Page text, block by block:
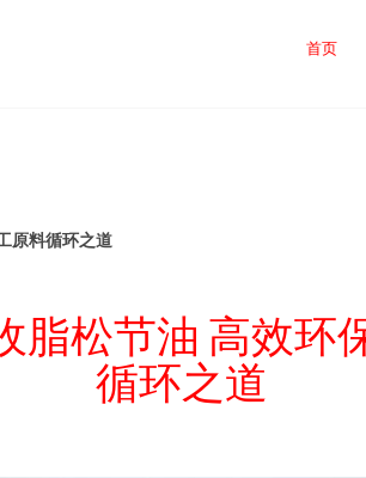
首页
原料循环之道
脂松节油 高效环
循环之道